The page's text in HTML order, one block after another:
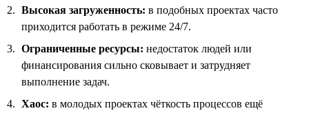
Высокая загруженность: в подобных проектах часто
приходится работать в режиме 24/7.
Ограниченные ресурсы: недостаток людей или
финансирования сильно сковывает и затрудняет
выполнение задач.
Хаос: в молодых проектах чёткость процессов ещё